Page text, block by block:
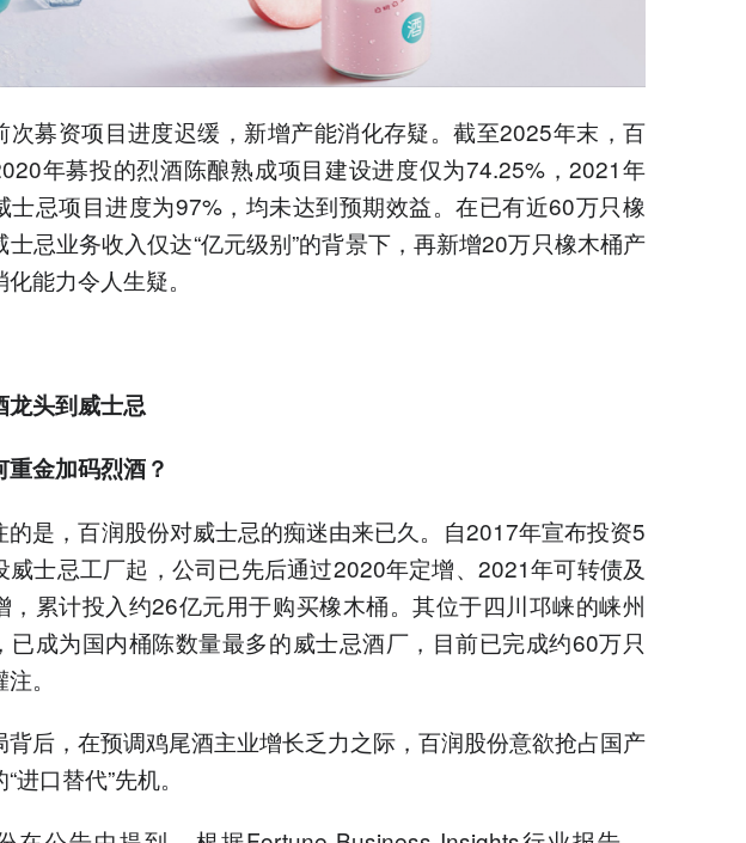
次募资项目进度迟缓，新增产能消化存疑。截至2025年末，百
年募投的烈酒陈酿熟成项目建设进度仅为74.25%，2021年
士忌项目进度为97%，均未达到预期效益。在已有近60万只橡
士忌业务收入仅达“亿元级别”的背景下，再新增20万只橡木桶产
能力令人生疑。
龙头到威士忌
重金加码烈酒？
的是，百润股份对威士忌的痴迷由来已久。自2017年宣布投资5
威士忌工厂起，公司已先后通过2020年定增、2021年可转债及
，累计投入约26亿元用于购买橡木桶。其位于四川邛崃的崃州
已成为国内桶陈数量最多的威士忌酒厂，目前已完成约60万只
。
背后，在预调鸡尾酒主业增长乏力之际，百润股份意欲抢占国产
进口替代”先机。